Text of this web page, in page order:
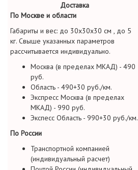
Доставка
По Москве и области
Габариты и вес: до 30х30х30 см , до 5
кг. Свыше указанных параметров
рассчитывается индивидуально.
Москва (в пределах МКАД) - 490
руб.
Область - 490+30 руб./км.
Экспресс Москва (в пределах
МКАД) - 990 руб.
Экспесс Область - 990+30 руб./км.
По России
Транспортной компанией
(индивидуальный расчет)